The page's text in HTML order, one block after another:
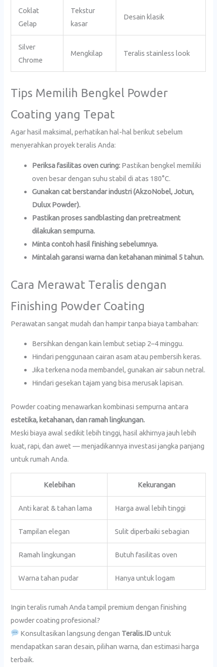
Coklat
Gelap
Tekstur
kasar
Desain klasik
Silver
Chrome
Mengkilap Teralis stainless look
Tips Memilih Bengkel Powder
Coating yang Tepat
Agar hasil maksimal, perhatikan hal-hal berikut sebelum
menyerahkan proyek teralis Anda:
Periksa fasilitas oven curing: Pastikan bengkel memiliki
oven besar dengan suhu stabil di atas 180°C.
Gunakan cat berstandar industri (AkzoNobel, Jotun,
Dulux Powder).
Pastikan proses sandblasting dan pretreatment
dilakukan sempurna.
Minta contoh hasil finishing sebelumnya.
Mintalah garansi warna dan ketahanan minimal 5 tahun.
Cara Merawat Teralis dengan
Finishing Powder Coating
Perawatan sangat mudah dan hampir tanpa biaya tambahan:
Bersihkan dengan kain lembut setiap 2–4 minggu.
Hindari penggunaan cairan asam atau pembersih keras.
Jika terkena noda membandel, gunakan air sabun netral.
Hindari gesekan tajam yang bisa merusak lapisan.
Powder coating menawarkan kombinasi sempurna antara
estetika, ketahanan, dan ramah lingkungan.
Meski biaya awal sedikit lebih tinggi, hasil akhirnya jauh lebih
kuat, rapi, dan awet — menjadikannya investasi jangka panjang
untuk rumah Anda.
Kelebihan Kekurangan
Anti karat & tahan lama Harga awal lebih tinggi
Tampilan elegan Sulit diperbaiki sebagian
Ramah lingkungan Butuh fasilitas oven
Warna tahan pudar Hanya untuk logam
Ingin teralis rumah Anda tampil premium dengan finishing
powder coating profesional?
Konsultasikan langsung dengan Teralis.IDuntuk
mendapatkan saran desain, pilihan warna, dan estimasi harga
terbaik.